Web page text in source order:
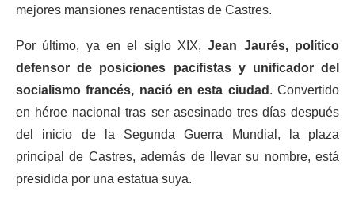
mejores mansiones renacentistas de Castres.
Por último, ya en el siglo XIX,Jean Jaurés, político
defensor de posiciones pacifistas y unificador del
socialismo francés, nació en esta ciudad . Convertido
en héroe nacional tras ser asesinado tres días después
del inicio de la Segunda Guerra Mundial, la plaza
principal de Castres, además de llevar su nombre, está
presidida por una estatua suya.